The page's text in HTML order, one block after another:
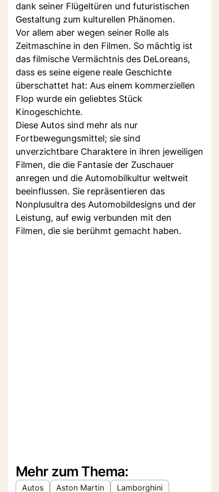
dank seiner Flügeltüren und futuristischen
Gestaltung zum kulturellen Phänomen.
Vor allem aber wegen seiner Rolle als
Zeitmaschine in den Filmen. So mächtig ist
das filmische Vermächtnis des DeLoreans,
dass es seine eigene reale Geschichte
überschattet hat: Aus einem kommerziellen
Flop wurde ein geliebtes Stück
Kinogeschichte.
Diese Autos sind mehr als nur
Fortbewegungsmittel; sie sind
unverzichtbare Charaktere in ihren jeweiligen
Filmen, die die Fantasie der Zuschauer
anregen und die Automobilkultur weltweit
beeinflussen. Sie repräsentieren das
Nonplusultra des Automobildesigns und der
Leistung, auf ewig verbunden mit den
Filmen, die sie berühmt gemacht haben.
Mehr zum Thema:
Autos Aston Martin Lamborghini